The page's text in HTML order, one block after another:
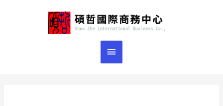
主
要
選